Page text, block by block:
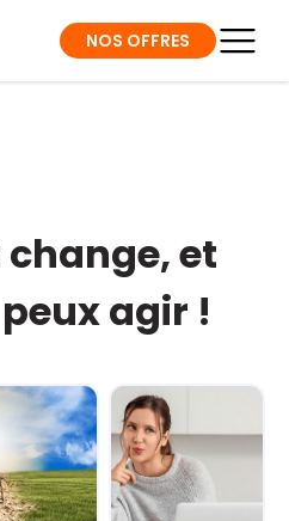
NOS OFFRES
change, et
agir !